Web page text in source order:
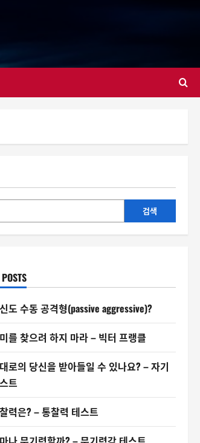
검색
도 수동 공격형(passive aggressive)?
를 찾으려 하지 마라 – 빅터 프랭클
로의 당신을 받아들일 수 있나요? – 자기
트
력은? – 통찰력 테스트